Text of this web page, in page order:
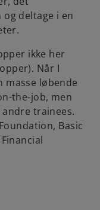
deltage i en
ikke her
Når I
masse løbende
the-job, men
trainees.
Basic